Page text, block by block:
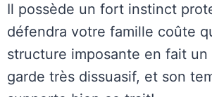
Il possède un fort instinct
défendra votre famille coûte
structure imposante en fait un
garde très dissuasif, et son